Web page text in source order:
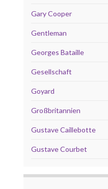
Gary Cooper
Gentleman
Georges Bataille
Gesellschaft
Goyard
Großbritannien
Gustave Caillebotte
Gustave Courbet